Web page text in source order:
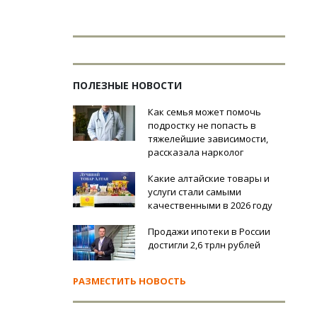
ПОЛЕЗНЫЕ НОВОСТИ
Как семья может помочь
подростку не попасть в
тяжелейшие зависимости,
рассказала нарколог
Какие алтайские товары и
услуги стали самыми
качественными в 2026 году
Продажи ипотеки в России
достигли 2,6 трлн рублей
РАЗМЕСТИТЬ НОВОСТЬ